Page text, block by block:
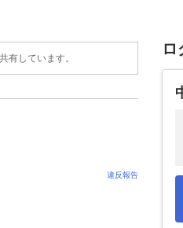
有しています。
違反報告
ロ